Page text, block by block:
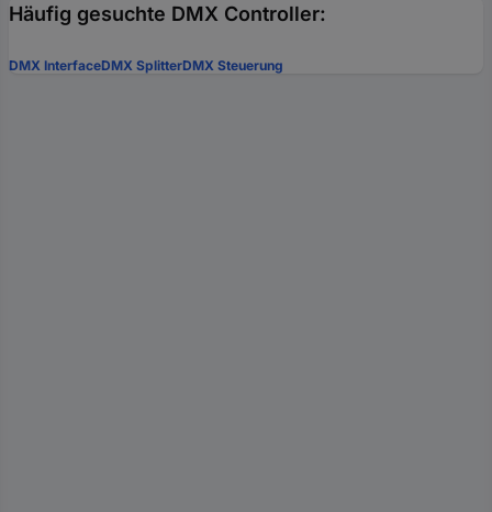
Häufig gesuchte DMX Controller:
DMX InterfaceDMX SplitterDMX Steuerung